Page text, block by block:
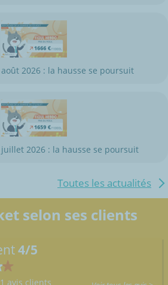
2026 : la hausse se poursuit
2026 : la hausse se poursuit
Toutes les actualités
selon ses clients
4/5
avis clients